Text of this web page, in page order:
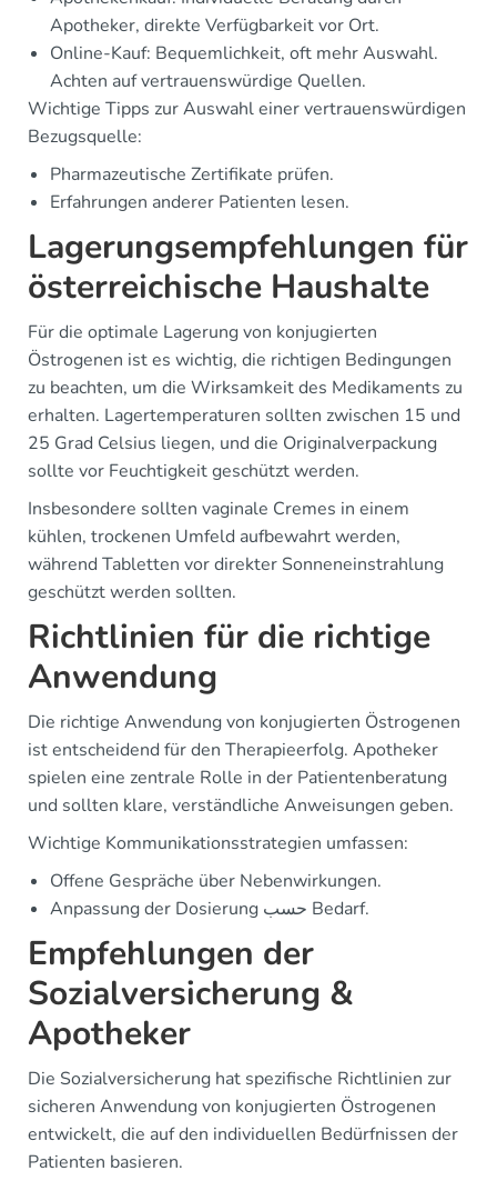
Apotheker, direkte Verfügbarkeit vor Ort.
Online-Kauf: Bequemlichkeit, oft mehr Auswahl.
Achten auf vertrauenswürdige Quellen.
Wichtige Tipps zur Auswahl einer vertrauenswürdigen
Bezugsquelle:
Pharmazeutische Zertifikate prüfen.
Erfahrungen anderer Patienten lesen.
Lagerungsempfehlungen für
österreichische Haushalte
Für die optimale Lagerung von konjugierten
Östrogenen ist es wichtig, die richtigen Bedingungen
zu beachten, um die Wirksamkeit des Medikaments zu
erhalten. Lagertemperaturen sollten zwischen 15 und
25 Grad Celsius liegen, und die Originalverpackung
sollte vor Feuchtigkeit geschützt werden.
Insbesondere sollten vaginale Cremes in einem
kühlen, trockenen Umfeld aufbewahrt werden,
während Tabletten vor direkter Sonneneinstrahlung
geschützt werden sollten.
Richtlinien für die richtige
Anwendung
Die richtige Anwendung von konjugierten Östrogenen
ist entscheidend für den Therapieerfolg. Apotheker
spielen eine zentrale Rolle in der Patientenberatung
und sollten klare, verständliche Anweisungen geben.
Wichtige Kommunikationsstrategien umfassen:
Offene Gespräche über Nebenwirkungen.
Anpassung der Dosierung حسب Bedarf.
Empfehlungen der
Sozialversicherung &
Apotheker
Die Sozialversicherung hat spezifische Richtlinien zur
sicheren Anwendung von konjugierten Östrogenen
entwickelt, die auf den individuellen Bedürfnissen der
Patienten basieren.